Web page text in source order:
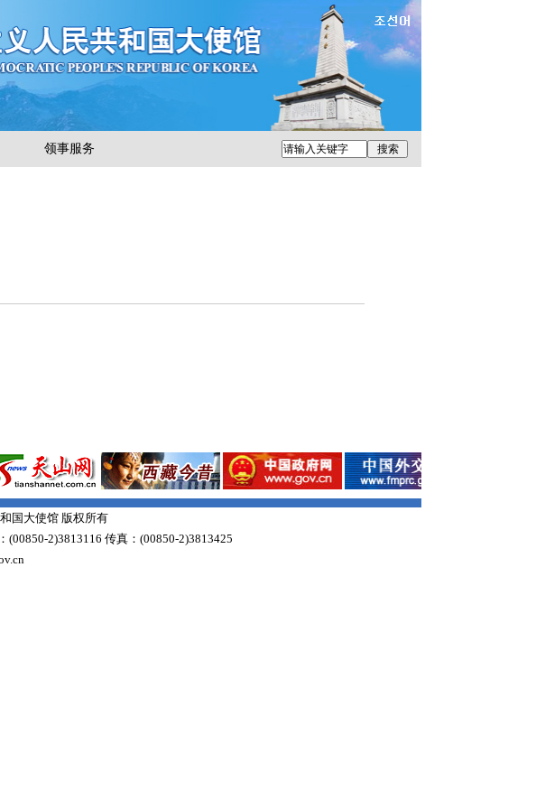
领事服务
国大使馆 版权所有
(00850-2)3813116 传真：(00850-2)3813425